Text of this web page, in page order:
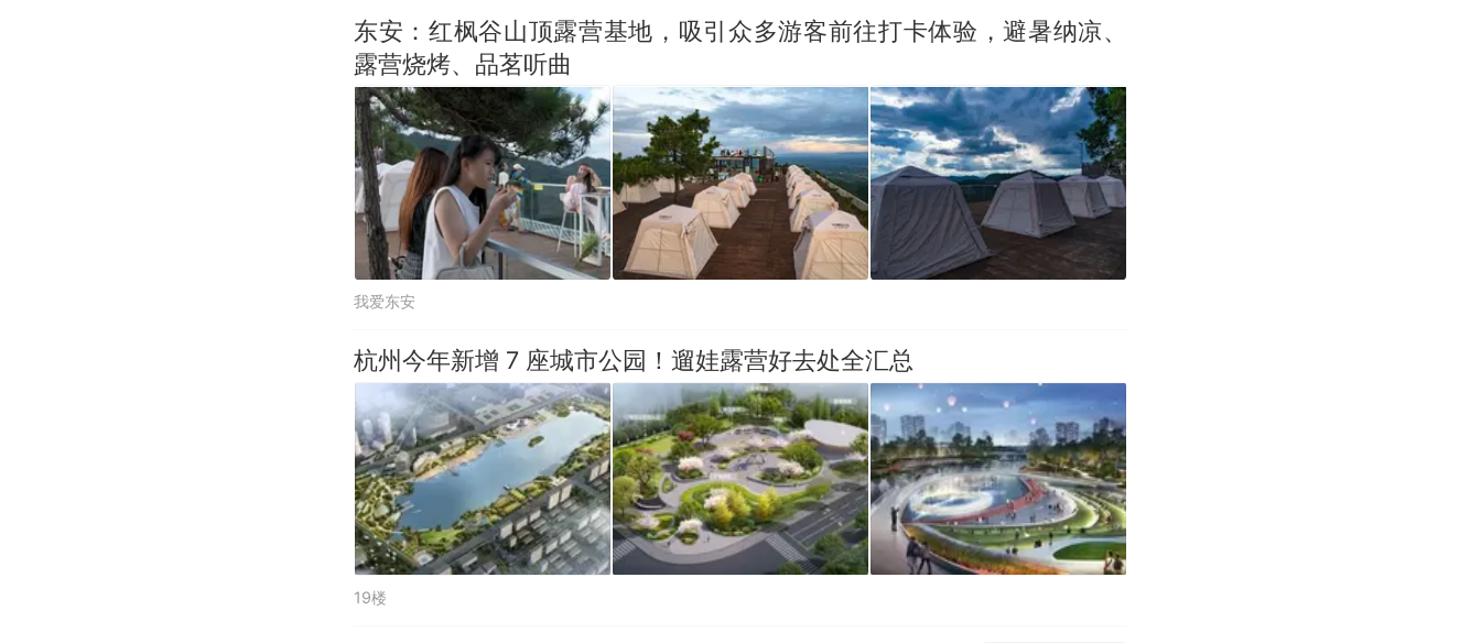
朵
美国一场追捕行动中，一男子在车辆行驶中爬上车顶跳舞。（新京
报）
笔试第一被第二名传话劝弃考 官方通报
美国渔民钓获鲨鱼徒手将其拽回大海 目击者直呼震惊 （视频来源：
参考消息）
热 西班牙飞地休达边境，摩洛哥士兵搬起大石块投向移民引争议，
此前一天内数万人从摩洛哥涌入西班牙
东安：红枫谷山顶露营基地，吸引众多游客前往打卡体验，避暑纳凉、
露营烧烤、品茗听曲
我爱东安
杭州今年新增 7 座城市公园！遛娃露营好去处全汇总
19楼